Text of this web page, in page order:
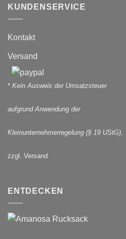
KUNDENSERVICE
Kontakt
Versand
* Kein Ausweis der Umsatzsteuer
aufgrund Anwendung der
Kleinunternehmerregelung (§ 19 UStG),
zzgl. Versand
ENTDECKEN